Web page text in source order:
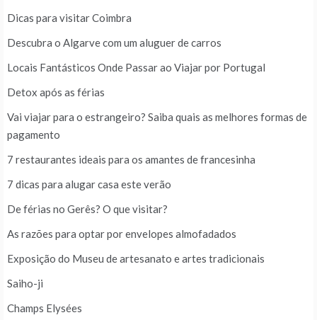
Dicas para visitar Coimbra
Descubra o Algarve com um aluguer de carros
Locais Fantásticos Onde Passar ao Viajar por Portugal
Detox após as férias
Vai viajar para o estrangeiro? Saiba quais as melhores formas de
pagamento
7 restaurantes ideais para os amantes de francesinha
7 dicas para alugar casa este verão
De férias no Gerês? O que visitar?
As razões para optar por envelopes almofadados
Exposição do Museu de artesanato e artes tradicionais
Saiho-ji
Champs Elysées